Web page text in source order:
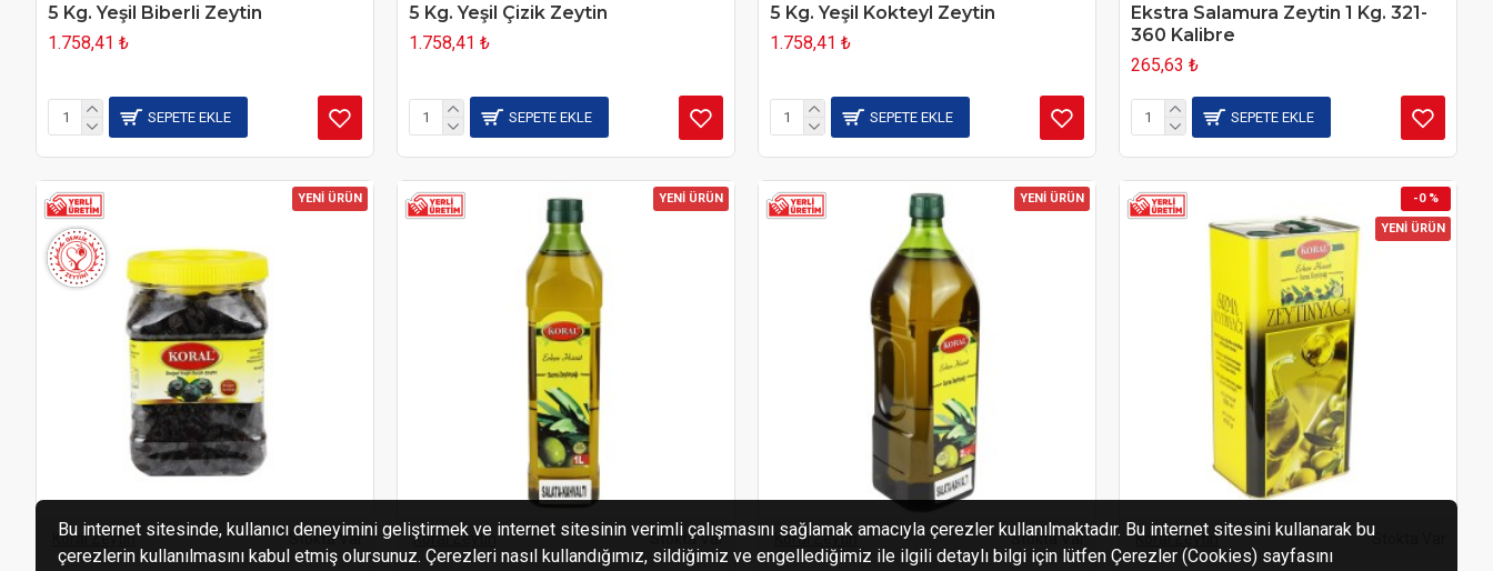
5 Kg. Yeşil Biberli Zeytin
1.758,41 ₺
SEPETE EKLE
5 Kg. Yeşil Çizik Zeytin
1.758,41 ₺
SEPETE EKLE
5 Kg. Yeşil Kokteyl Zeytin
1.758,41 ₺
SEPETE EKLE
Ekstra Salamura Zeytin 1 Kg. 321-
360 Kalibre
265,63 ₺
SEPETE EKLE
YENİ ÜRÜN
Koral Zeytin Stokta Var
YENİ ÜRÜN
Koral Zeytin Stokta Var
YENİ ÜRÜN
Koral Zeytin Stokta Var
YENİ ÜRÜN
-0 %
Koral Zeytin Stokta Var
Bu internet sitesinde, kullanıcı deneyimini geliştirmek ve internet sitesinin verimli çalışmasını sağlamak amacıyla çerezler kullanılmaktadır. Bu internet sitesini kullanarak bu
çerezlerin kullanılmasını kabul etmiş olursunuz. Çerezleri nasıl kullandığımız, sildiğimiz ve engellediğimiz ile ilgili detaylı bilgi için lütfen Çerezler (Cookies) sayfasını